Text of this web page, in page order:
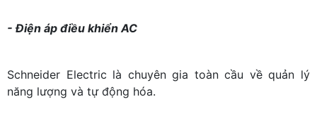
- Điện áp điều khiển AC
Schneider Electric là chuyên gia toàn cầu về quản lý
năng lượng và tự động hóa.